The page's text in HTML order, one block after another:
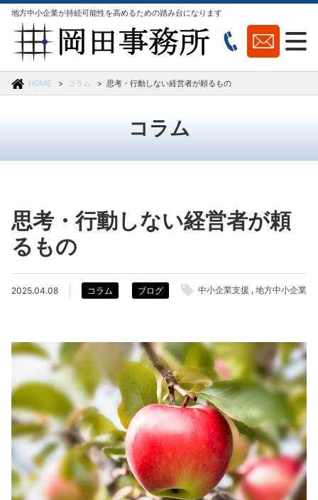
地方中小企業が持続可能性を高めるための踏み台になります
HOME コラム 思考・行動しない経営者が頼るもの
コラム
思考・行動しない経営者が頼
るもの
2025.04.08 コラム ブログ 中小企業支援 地方中小企業